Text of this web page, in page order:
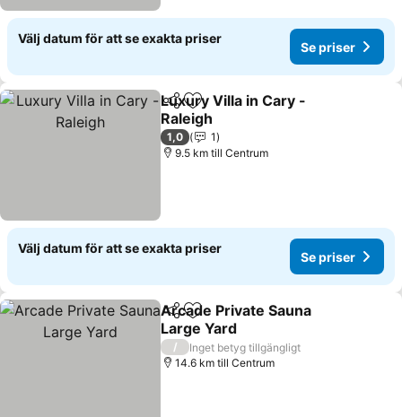
Välj datum för att se exakta priser
Se priser
Dela Lägg till i Mina Favoriter
Luxury Villa in Cary -
Raleigh
Se priser
1,0
1
9.5 km till Centrum
Välj datum för att se exakta priser
Se priser
Dela Lägg till i Mina Favoriter
Arcade Private Sauna
Large Yard
Se priser
/
Inget betyg tillgängligt
14.6 km till Centrum